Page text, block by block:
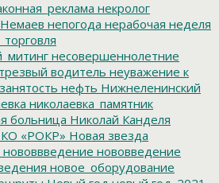
некролог
Немаев непогода нерабочая неделя
несовершеннолетние
водитель неуважение к
нефть Нижнеленинский
николаевка_памятник
больница Николай Канделя
«РОКР» Новая звезда
нововвведение нововведение
новое_оборудование